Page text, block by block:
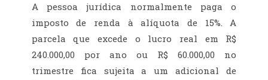
A pessoa jurídica normalmente paga o
imposto de renda à alíquota de 15%. A
parcela que excede o lucro real em R$
240.000,00 por ano ou R$ 60.000,00 no
trimestre fica sujeita a um adicional de